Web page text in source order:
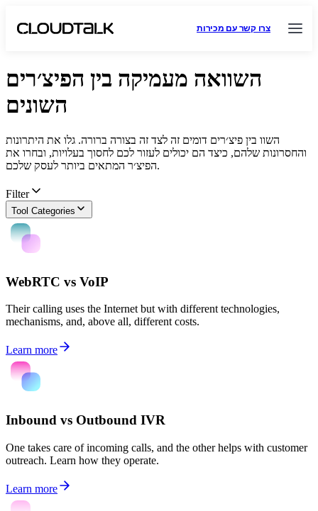
צרו קשר עם מכירות
השוואה מעמיקה בין הפיצ׳רים
השונים
השוו בין פיצ׳רים דומים זה לצד זה בצורה ברורה. גלו את היתרונות
והחסרונות שלהם, כיצד הם יכולים לעזור לכם לחסוך בעלויות, ובחרו את
הפיצ׳ר המתאים ביותר לעסק שלכם.
Filter
Tool Categories
WebRTC vs VoIP
Their calling uses the Internet but with different technologies,
mechanisms, and, above all, different costs.
Learn more
Inbound vs Outbound IVR
One takes care of incoming calls, and the other helps with customer
outreach. Learn how they operate.
Learn more